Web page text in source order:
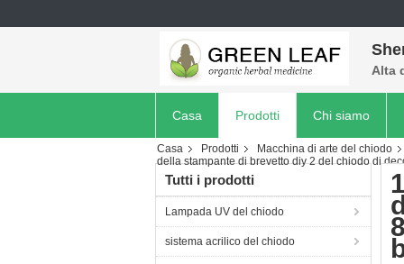
Alta
Casa Prodotti Chi siamo
Casa Prodotti Macchina di arte del chiodo
della stampante di brevetto diy 2 del chiodo di
Tutti i prodotti
Lampada UV del chiodo
sistema acrilico del chiodo